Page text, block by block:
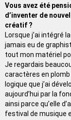
Vous avez été
d’inventer de
créatif ?
Lorsque j’ai intégré
jamais eu de
tout mon matériel
Je regardais
caractères en plomb
logique que j’ai
aujourd’hui par la
ainsi parce qu’elle
festival de musique